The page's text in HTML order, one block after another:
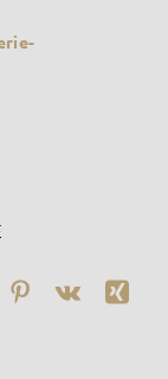
Pinterest
Vk